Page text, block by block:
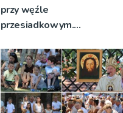
przy węźle
przesiadkowym.
miejsc